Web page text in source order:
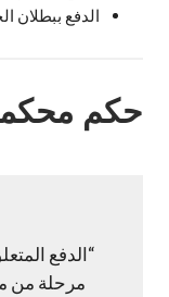
الدفع ببطلان
حكم
“الدفع
مرحلة من